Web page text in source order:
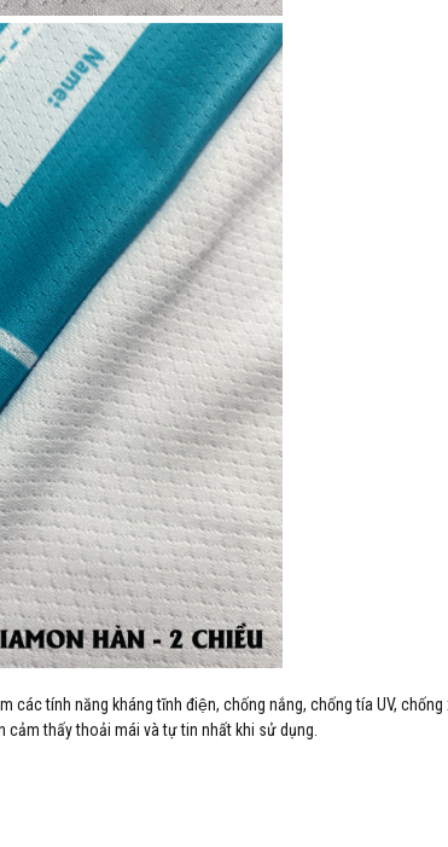
tính năng kháng tĩnh điện, chống nắng, chống tía UV,
thấy thoải mái và tự tin nhất khi sử dụng.